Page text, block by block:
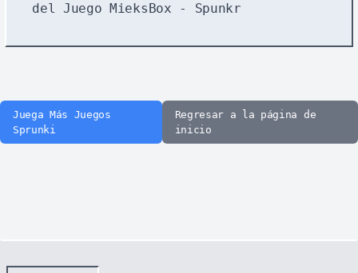
del Juego MieksBox - Spunkr
Juega Más Juegos
Sprunki
Regresar a la página de
inicio